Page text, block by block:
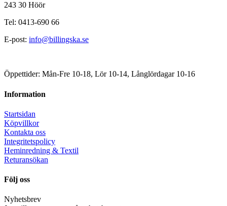
243 30 Höör
Tel: 0413-690 66
E-post: info@billingska.se
Öppettider: Mån-Fre 10-18, Lör 10-14, Långlördagar 10-16
Information
Startsidan
Köpvillkor
Kontakta oss
Integritetspolicy
Heminredning & Textil
Returansökan
Följ oss
Nyhetsbrev